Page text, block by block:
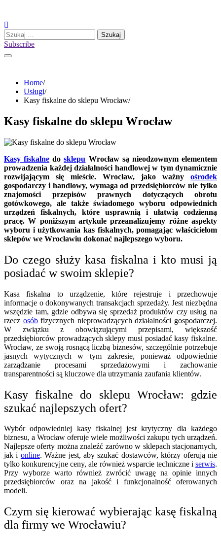
content
Szukaj:
Subscribe
Home
Usługi
Kasy fiskalne do sklepu Wrocław
Kasy fiskalne do sklepu Wrocław
Kasy fiskalne dosklepu Wrocław są nieodzownym elementem
prowadzenia każdej działalności handlowej w tym dynamicznie
rozwijającym się mieście. Wrocław, jako ważny ośrodek
gospodarczy i handlowy, wymaga od przedsiębiorców nie tylko
znajomości przepisów prawnych dotyczących obrotu
gotówkowego, ale także świadomego wyboru odpowiednich
urządzeń fiskalnych, które usprawnią i ułatwią codzienną
pracę. W poniższym artykule przeanalizujemy różne aspekty
wyboru i użytkowania kas fiskalnych, pomagając właścicielom
sklepów we Wrocławiu dokonać najlepszego wyboru.
Do czego służy kasa fiskalna i kto musi ją
posiadać w swoim sklepie?
Kasa fiskalna to urządzenie, które rejestruje i przechowuje
informacje o dokonywanych transakcjach sprzedaży. Jest niezbędna
wszędzie tam, gdzie odbywa się sprzedaż produktów czy usług na
rzecz osóbfizycznych nieprowadzących działalności gospodarczej.
W związku z obowiązującymi przepisami, większość
przedsiębiorców prowadzących sklepy musi posiadać kasy fiskalne.
Wrocław, ze swoją rosnącą liczbą biznesów, szczególnie potrzebuje
jasnych wytycznych w tym zakresie, ponieważ odpowiednie
zarządzanie procesami sprzedażowymi i zachowanie
transparentności są kluczowe dla utrzymania zaufania klientów.
Kasy fiskalne do sklepu Wrocław: gdzie
szukać najlepszych ofert?
Wybór odpowiedniej kasy fiskalnej jest krytyczny dla każdego
biznesu, a Wrocław oferuje wiele możliwości zakupu tych urządzeń.
Najlepsze oferty można znaleźć zarówno w sklepach stacjonarnych,
jak i online. Ważne jest, aby szukać dostawców, którzy oferują nie
tylko konkurencyjne ceny, ale również wsparcie techniczne i serwis.
Przy wyborze warto również zwrócić uwagę na opinie innych
przedsiębiorców oraz na jakość i funkcjonalność oferowanych
modeli.
Czym się kierować wybierając kasę fiskalną
dla firmy we Wrocławiu?